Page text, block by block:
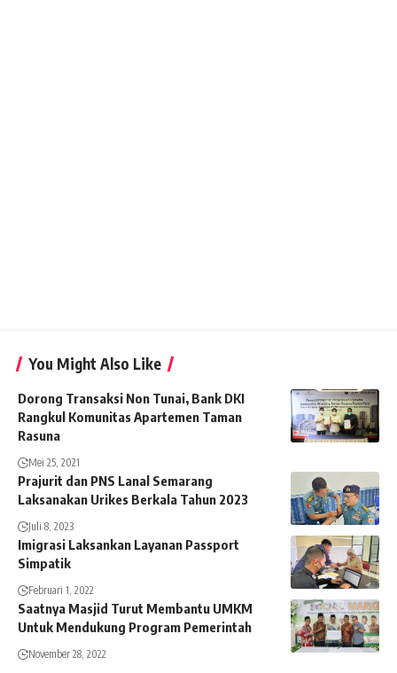
You Might Also Like
Dorong Transaksi Non Tunai, Bank DKI
Rangkul Komunitas Apartemen Taman
Rasuna
Mei 25, 2021
Prajurit dan PNS Lanal Semarang
Laksanakan Urikes Berkala Tahun 2023
Juli 8, 2023
Imigrasi Laksankan Layanan Passport
Simpatik
Februari 1, 2022
Saatnya Masjid Turut Membantu UMKM
Untuk Mendukung Program Pemerintah
November 28, 2022